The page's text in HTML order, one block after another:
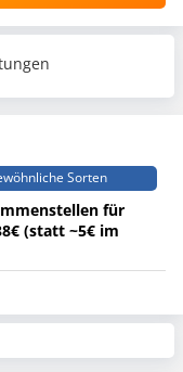
Sorten
für
(statt ~5€ im